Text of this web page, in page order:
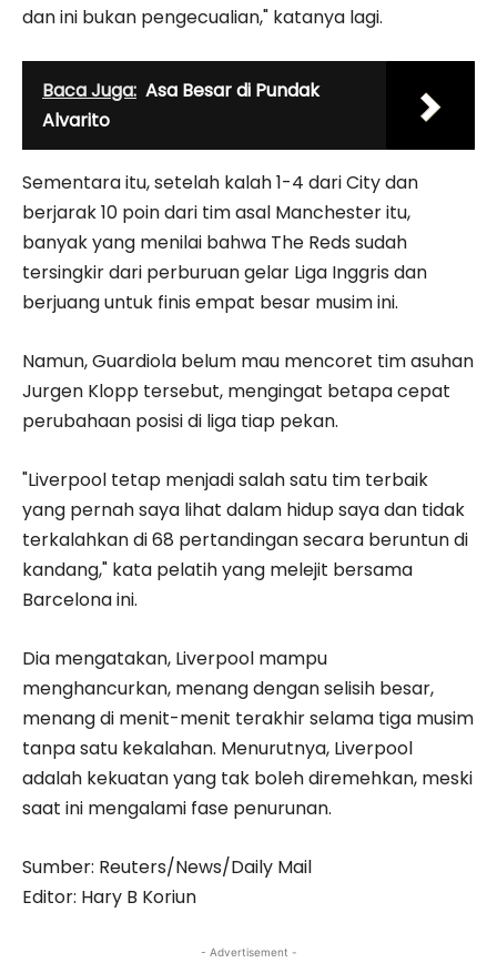
dan ini bukan pengecualian," katanya lagi.
Baca Juga: Asa Besar di Pundak
Alvarito
Sementara itu, setelah kalah 1-4 dari City dan
berjarak 10 poin dari tim asal Manchester itu,
banyak yang menilai bahwa The Reds sudah
tersingkir dari perburuan gelar Liga Inggris dan
berjuang untuk finis empat besar musim ini.
Namun, Guardiola belum mau mencoret tim asuhan
Jurgen Klopp tersebut, mengingat betapa cepat
perubahaan posisi di liga tiap pekan.
"Liverpool tetap menjadi salah satu tim terbaik
yang pernah saya lihat dalam hidup saya dan tidak
terkalahkan di 68 pertandingan secara beruntun di
kandang," kata pelatih yang melejit bersama
Barcelona ini.
Dia mengatakan, Liverpool mampu
menghancurkan, menang dengan selisih besar,
menang di menit-menit terakhir selama tiga musim
tanpa satu kekalahan. Menurutnya, Liverpool
adalah kekuatan yang tak boleh diremehkan, meski
saat ini mengalami fase penurunan.
Sumber: Reuters/News/Daily Mail
Editor: Hary B Koriun
- Advertisement -